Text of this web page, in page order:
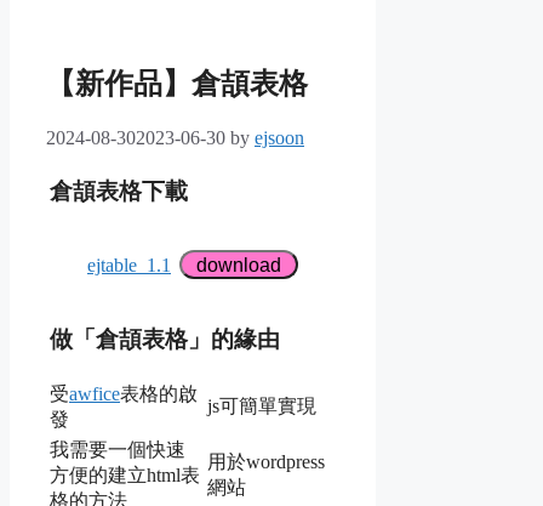
【新作品】倉頡表格
2024-08-302023-06-30 by ejsoon
倉頡表格下載
ejtable_1.1 download
做「倉頡表格」的緣由
受awfice表格的啟
發
js可簡單實現
我需要一個快速
方便的建立html表
格的方法
用於wordpress
網站